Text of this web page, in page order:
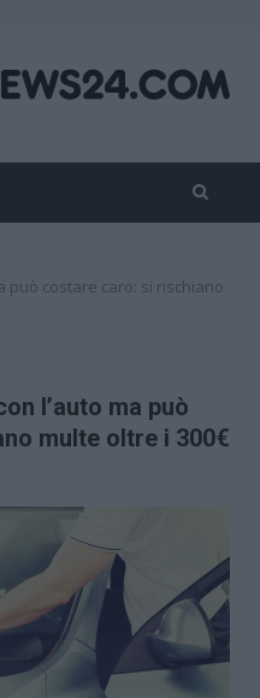
può costare caro: si rischiano
l’auto ma può
multe oltre i 300€